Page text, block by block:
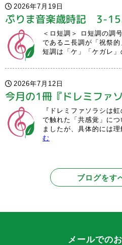
2026年7月19日
ぷりま音楽歳時記 3-
＜ロ短調＞ ロ短調の調
であるニ長調が「祝祭
短調は「ケ」「ケガレ
2026年7月12日
今月の1冊『ドレミファ
『ドレミファソラシは
で触れた「共感覚」に
ましたが、具体的には
む
ブログをす
メールでの